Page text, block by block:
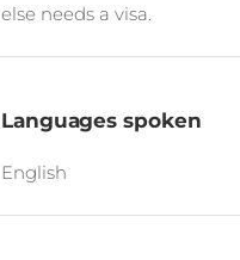
else needs a visa.
Languages spoken
English